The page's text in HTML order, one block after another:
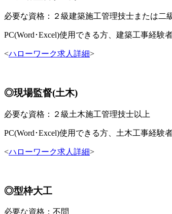
必要な資格：２級建築施工管理技士または二
PC(Word･Excel)使用できる方、建築工事経験
<ハローワーク求人詳細>
◎現場監督(土木)
必要な資格：２級土木施工管理技士以上
PC(Word･Excel)使用できる方、土木工事経験
<ハローワーク求人詳細>
◎型枠大工
必要な資格：不問